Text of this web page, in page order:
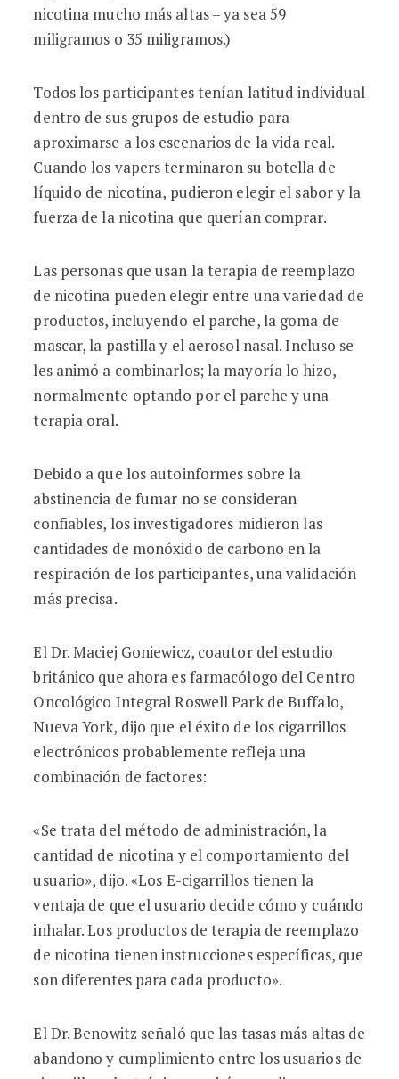
nicotina mucho más altas – ya sea 59
miligramos o 35 miligramos.)
Todos los participantes tenían latitud individual
dentro de sus grupos de estudio para
aproximarse a los escenarios de la vida real.
Cuando los vapers terminaron su botella de
líquido de nicotina, pudieron elegir el sabor y la
fuerza de la nicotina que querían comprar.
Las personas que usan la terapia de reemplazo
de nicotina pueden elegir entre una variedad de
productos, incluyendo el parche, la goma de
mascar, la pastilla y el aerosol nasal. Incluso se
les animó a combinarlos; la mayoría lo hizo,
normalmente optando por el parche y una
terapia oral.
Debido a que los autoinformes sobre la
abstinencia de fumar no se consideran
confiables, los investigadores midieron las
cantidades de monóxido de carbono en la
respiración de los participantes, una validación
más precisa.
El Dr. Maciej Goniewicz, coautor del estudio
británico que ahora es farmacólogo del Centro
Oncológico Integral Roswell Park de Buffalo,
Nueva York, dijo que el éxito de los cigarrillos
electrónicos probablemente refleja una
combinación de factores:
«Se trata del método de administración, la
cantidad de nicotina y el comportamiento del
usuario», dijo. «Los E-cigarrillos tienen la
ventaja de que el usuario decide cómo y cuándo
inhalar. Los productos de terapia de reemplazo
de nicotina tienen instrucciones específicas, que
son diferentes para cada producto».
El Dr. Benowitz señaló que las tasas más altas de
abandono y cumplimiento entre los usuarios de